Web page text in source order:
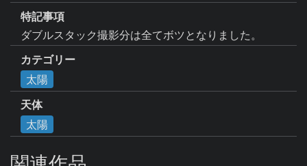
特記事項
ダブルスタック撮影分は全てボツとなりました。
カテゴリー
太陽
天体
太陽